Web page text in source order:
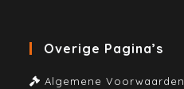
Overige Pagina’s
Algemene Voorwaarden